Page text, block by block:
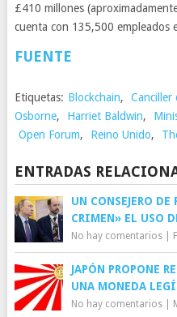
£410 millones
cuenta con 135,500 empleados
FUENTE
Etiquetas: Blockchain, Canciller
Osborne, Harriet Baldwin,
Open Forum, Reino Unido,
ENTRADAS
UN CONSEJERO
CRIMEN» EL USO
No hay comentarios|
JAPÓN PROPONE
UNA MONEDA
No hay comentarios|